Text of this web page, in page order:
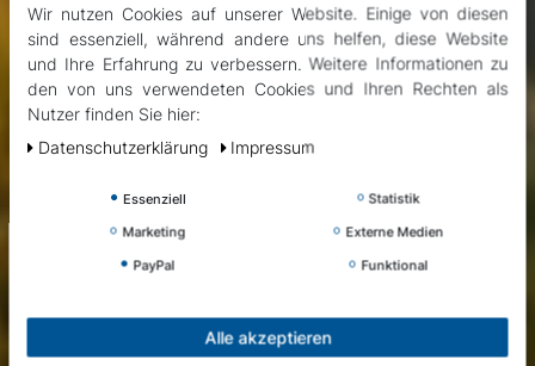
Wir nutzen Cookies auf unserer Website. Einige von diesen
sind essenziell, während andere uns helfen, diese Website
und Ihre Erfahrung zu verbessern. Weitere Informationen zu
den von uns verwendeten Cookies und Ihren Rechten als
Nutzer finden Sie hier:
Daten­schutz­erklärung
Impressum
Essenziell
Statistik
Marketing
Externe Medien
PayPal
Funktional
Alle akzeptieren